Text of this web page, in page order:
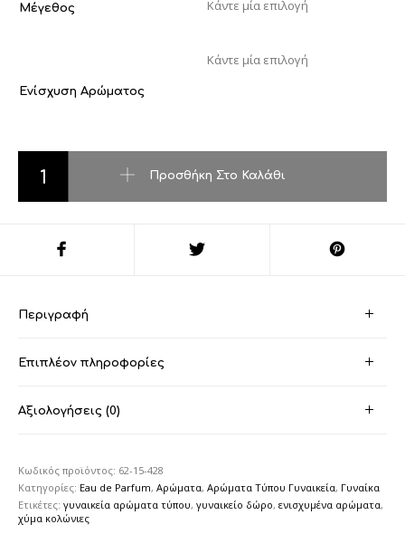
Μέγεθος
Ενίσχυση Αρώματος
Προσθήκη Στο Καλάθι
Περιγραφή
Επιπλέον πληροφορίες
Αξιολογήσεις (0)
Κωδικός προϊόντος: 62-15-428
Κατηγορίες: Eau de Parfum,Αρώματα,Αρώματα Τύπου Γυναικεία, Γυναίκα
Ετικέτες:γυναικεία αρώματα τύπου,γυναικείο δώρο,ενισχυμένα αρώματα,
χύμα κολώνιες